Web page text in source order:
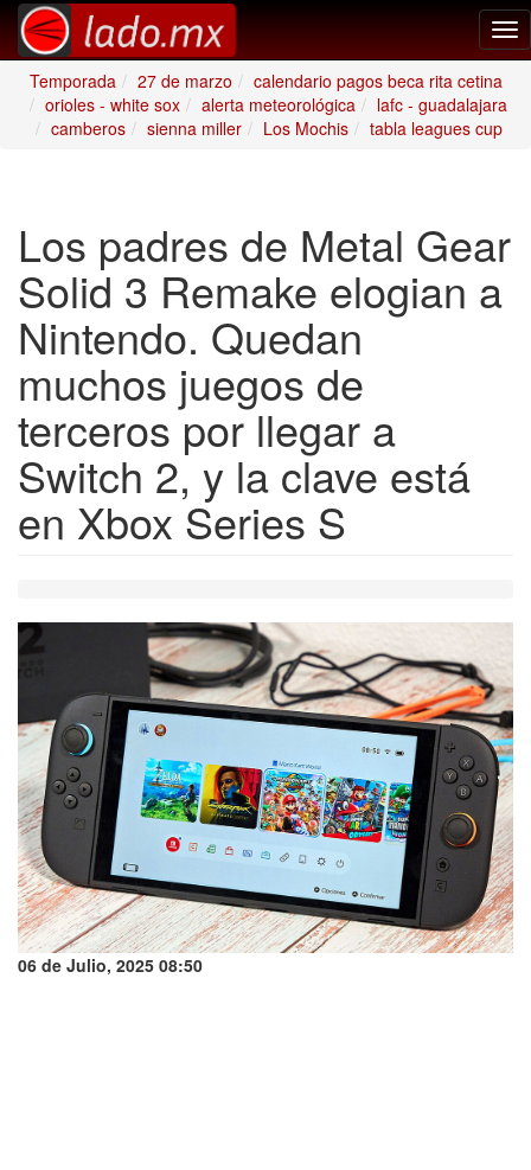
Temporada
27 de marzo
calendario pagos beca rita cetina
orioles - white sox
alerta meteorológica
lafc - guadalajara
camberos
sienna miller Los Mochis tabla leagues cup
Los padres de Metal Gear
Solid 3 Remake elogian a
Nintendo. Quedan
muchos juegos de
terceros por llegar a
Switch 2, y la clave está
en Xbox Series S
06 de Julio, 2025 08:50